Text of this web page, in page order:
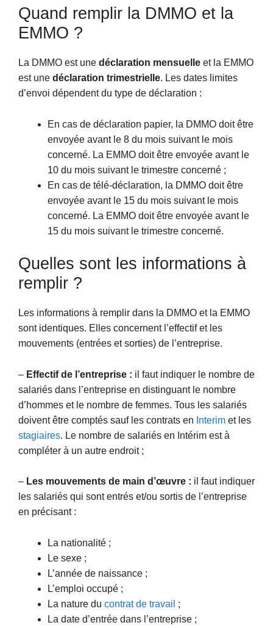
Quand remplir la DMMO et la
EMMO ?
La DMMO est une déclaration mensuelle et la EMMO
est une déclaration trimestrielle. Les dates limites
d’envoi dépendent du type de déclaration :
En cas de déclaration papier, la DMMO doit être
envoyée avant le 8 du mois suivant le mois
concerné. La EMMO doit être envoyée avant le
10 du mois suivant le trimestre concerné ;
En cas de télé-déclaration, la DMMO doit être
envoyée avant le 15 du mois suivant le mois
concerné. La EMMO doit être envoyée avant le
15 du mois suivant le trimestre concerné.
Quelles sont les informations à
remplir ?
Les informations à remplir dans la DMMO et la EMMO
sont identiques. Elles concernent l’effectif et les
mouvements (entrées et sorties) de l’entreprise.
– Effectif de l’entreprise : il faut indiquer le nombre de
salariés dans l’entreprise en distinguant le nombre
d’hommes et le nombre de femmes. Tous les salariés
doivent être comptés sauf les contrats en Interim et les
stagiaires. Le nombre de salariés en Intérim est à
compléter à un autre endroit ;
– Les mouvements de main d’œuvre : il faut indiquer
les salariés qui sont entrés et/ou sortis de l’entreprise
en précisant :
La nationalité ;
Le sexe ;
L’année de naissance ;
L’emploi occupé ;
La nature du contrat de travail ;
La date d’entrée dans l’entreprise ;